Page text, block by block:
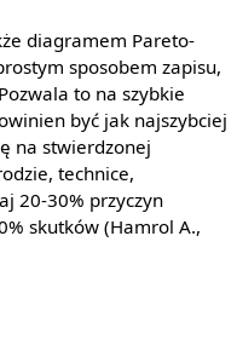
diagramem Pareto-
sposobem zapisu,
to na szybkie
być jak najszybciej
na stwierdzonej
technice,
20-30% przyczyn
skutków (Hamrol A.,